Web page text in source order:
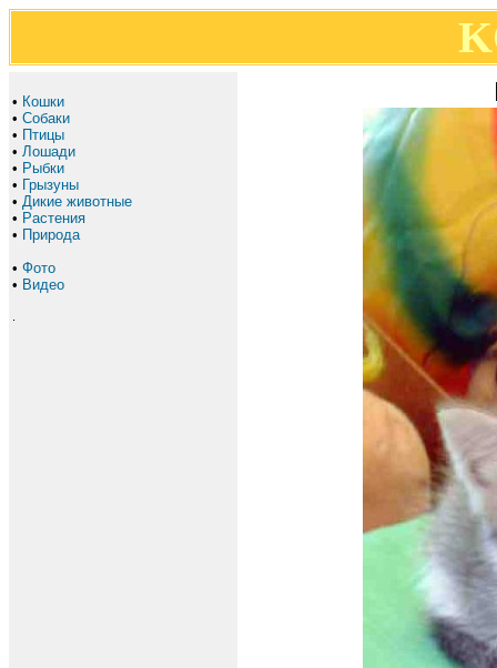
• Кошки
• Собаки
• Птицы
• Лошади
• Рыбки
• Грызуны
• Дикие животные
• Растения
• Природа
• Фото
• Видео